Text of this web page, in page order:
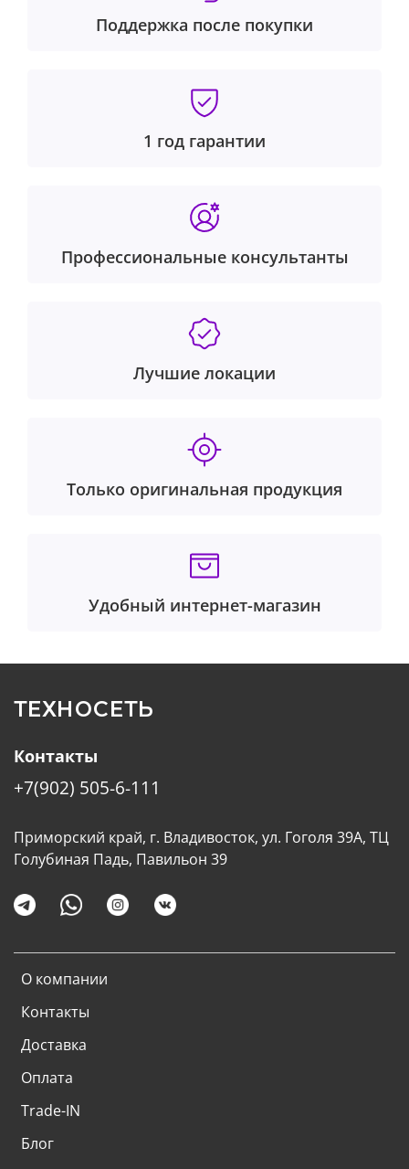
Поддержка после покупки
1 год гарантии
Профессиональные консультанты
Лучшие локации
Только оригинальная продукция
Удобный интернет-магазин
ТЕХНОСЕТЬ
О компании
Контакты
Доставка
Оплата
Trade-IN
Блог
Контакты
+7(902) 505-6-111
Приморский край, г. Владивосток, ул. Гоголя 39А, ТЦ
Голубиная Падь, Павильон 39